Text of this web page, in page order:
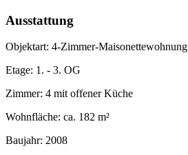
Ausstattung
Objektart: 4-Zimmer-Maisonettewohnung
Etage: 1. - 3. OG
Zimmer: 4 mit offener Küche
Wohnfläche: ca. 182 m²
Baujahr: 2008